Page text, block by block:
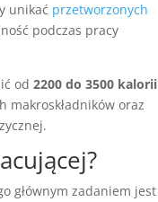
unikać przetworzonych
podczas pracy
od2200 do 3500 kalorii
makroskładników oraz
głównym zadaniem jest